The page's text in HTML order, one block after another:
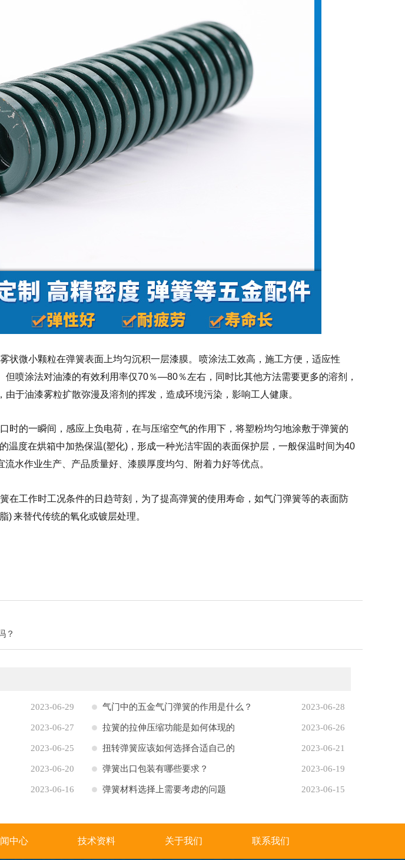
状微小颗粒在弹簧表面上均匀沉积一层漆膜。 喷涂法工效高，施工方便，适应性
但喷涂法对油漆的有效利用率仅70％—80％左右，同时比其他方法需要更多的溶剂，
于油漆雾粒扩散弥漫及溶剂的挥发，造成环境污染，影响工人健康。
时的一瞬间，感应上负电荷，在与压缩空气的作用下，将塑粉均匀地涂敷于弹簧的
度在烘箱中加热保温(塑化)，形成一种光洁牢固的表面保护层，一般保温时间为40
水作业生产、产品质量好、漆膜厚度均匀、附着力好等优点。
在工作时工况条件的日趋苛刻，为了提高弹簧的使用寿命，如气门弹簧等的表面防
) 来替代传统的氧化或镀层处理。
？
2023-06-29 2023-06-28
气门中的五金气门弹簧的作用是什么？
2023-06-27 2023-06-26
拉簧的拉伸压缩功能是如何体现的
2023-06-25 2023-06-21
扭转弹簧应该如何选择合适自己的
2023-06-20 2023-06-19
弹簧出口包装有哪些要求？
2023-06-16 2023-06-15
弹簧材料选择上需要考虑的问题
中心 技术资料 关于我们 联系我们